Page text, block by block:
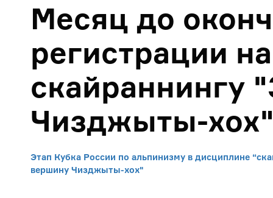
Месяц до
регистрации
скайраннингу
Чизджыты-
Этап Кубка России по альпинизму в дисциплине
вершину Чизджыты-хох"